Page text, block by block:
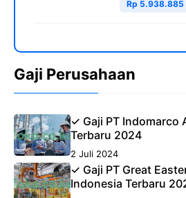
Rp 5.938.885
Gaji Perusahaan
✓ Gaji PT Indomarco
Terbaru 2024
2 Juli 2024
✓ Gaji PT Great
Indonesia Terbaru